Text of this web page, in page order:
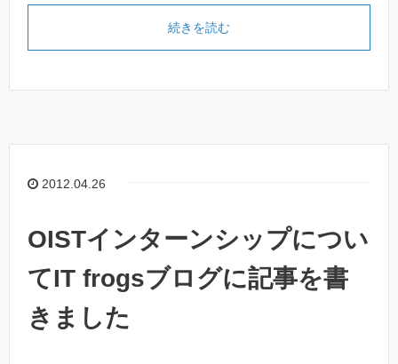
続きを読む
2012.04.26
OISTインターンシップについ
てIT frogsブログに記事を書
きました